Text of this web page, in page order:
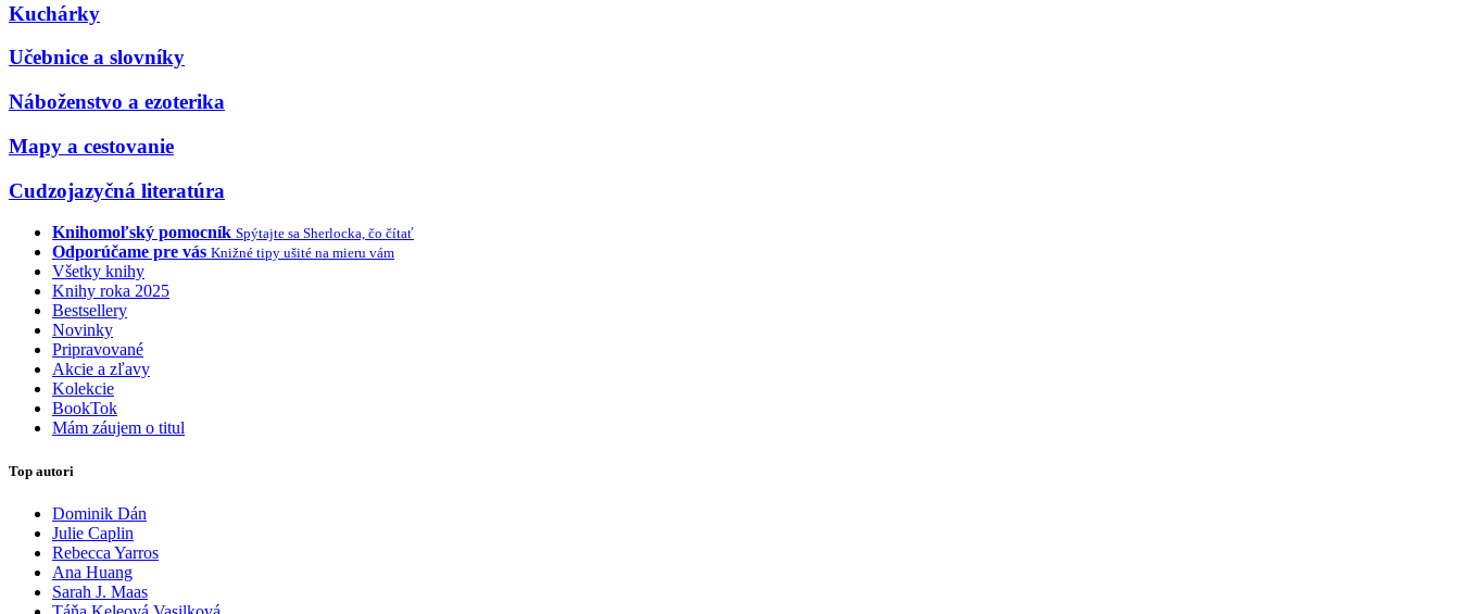
Kuchárky
Učebnice a slovníky
Náboženstvo a ezoterika
Mapy a cestovanie
Cudzojazyčná literatúra
Knihomoľský pomocník Spýtajte sa Sherlocka, čo čítať
Odporúčame pre vás Knižné tipy ušité na mieru vám
Všetky knihy
Knihy roka 2025
Bestsellery
Novinky
Pripravované
Akcie a zľavy
Kolekcie
BookTok
Mám záujem o titul
Top autori
Dominik Dán
Julie Caplin
Rebecca Yarros
Ana Huang
Sarah J. Maas